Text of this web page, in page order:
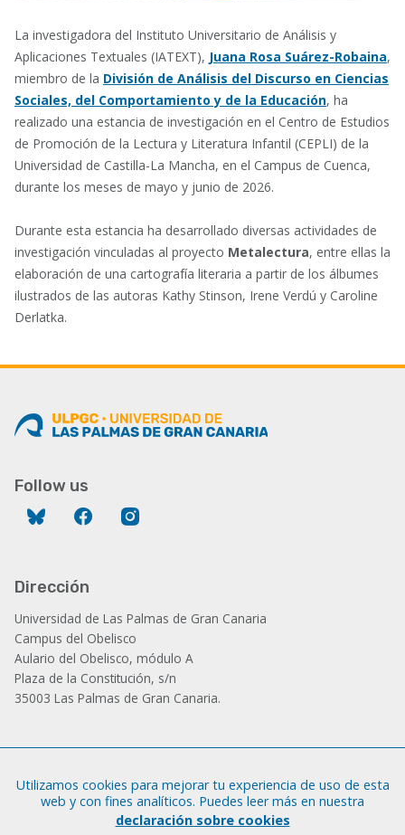
La investigadora del Instituto Universitario de Análisis y
Aplicaciones Textuales (IATEXT), Juana Rosa Suárez-Robaina,
miembro de la División de Análisis del Discurso en Ciencias
Sociales, del Comportamiento y de la Educación, ha
realizado una estancia de investigación en el Centro de Estudios
de Promoción de la Lectura y Literatura Infantil (CEPLI) de la
Universidad de Castilla-La Mancha, en el Campus de Cuenca,
durante los meses de mayo y junio de 2026.
Durante esta estancia ha desarrollado diversas actividades de
investigación vinculadas al proyecto Metalectura, entre ellas la
elaboración de una cartografía literaria a partir de los álbumes
ilustrados de las autoras Kathy Stinson, Irene Verdú y Caroline
Derlatka.
Follow us
Bluesky Facebook
Dirección
Universidad de Las Palmas de Gran Canaria
Campus del Obelisco
Aulario del Obelisco, módulo A
Plaza de la Constitución, s/n
35003 Las Palmas de Gran Canaria.
Tfno.: +34 928 452 771 / 452 787
Fax: +34 928 451 701
Utilizamos cookies para mejorar tu experiencia de uso de esta
web y con fines analíticos. Puedes leer más en nuestra
declaración sobre cookies